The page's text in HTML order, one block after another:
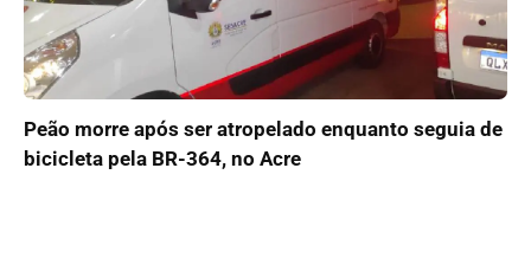
Peão morre após ser atropelado enquanto seguia de
bicicleta pela BR-364, no Acre